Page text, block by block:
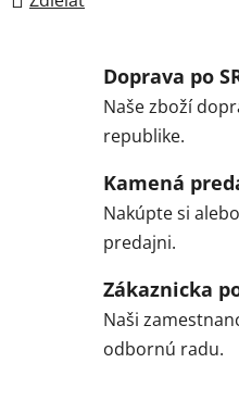
Doprava po
Naše zboží
republike.
Kamená
Nakúpte si
predajni.
Zákaznicka
Naši
odbornú radu.